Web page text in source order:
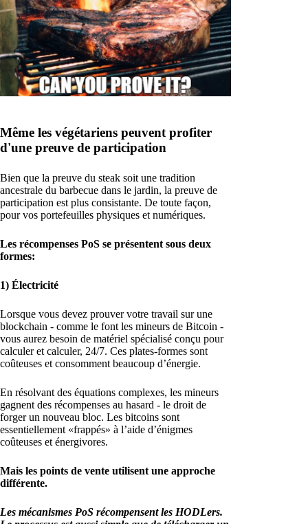
Même les végétariens peuvent profiter
d'une preuve de participation
Bien que la preuve du steak soit une tradition
ancestrale du barbecue dans le jardin, la preuve de
participation est plus consistante. De toute façon,
pour vos portefeuilles physiques et numériques.
Les récompenses PoS se présentent sous deux
formes:
1) Électricité
Lorsque vous devez prouver votre travail sur une
blockchain - comme le font les mineurs de Bitcoin -
vous aurez besoin de matériel spécialisé conçu pour
calculer et calculer, 24/7. Ces plates-formes sont
coûteuses et consomment beaucoup d’énergie.
En résolvant des équations complexes, les mineurs
gagnent des récompenses au hasard - le droit de
forger un nouveau bloc. Les bitcoins sont
essentiellement «frappés» à l’aide d’énigmes
coûteuses et énergivores.
Mais les points de vente utilisent une approche
différente.
Les mécanismes PoS récompensent les HODLers.